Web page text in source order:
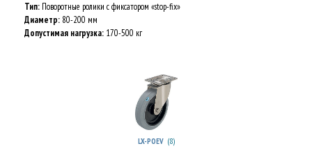
Тип: Поворотные ролики с фиксатором «stop-fix»
Диаметр: 80-200 мм
Допустимая нагрузка: 170-500 кг
LX-POEV (8)